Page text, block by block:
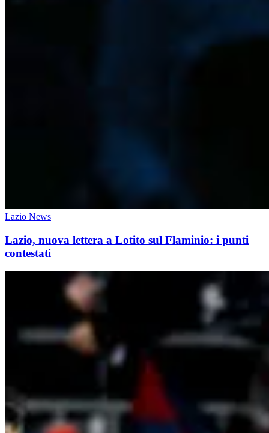
Lazio News
Lazio, nuova lettera a Lotito sul Flaminio: i punti
contestati